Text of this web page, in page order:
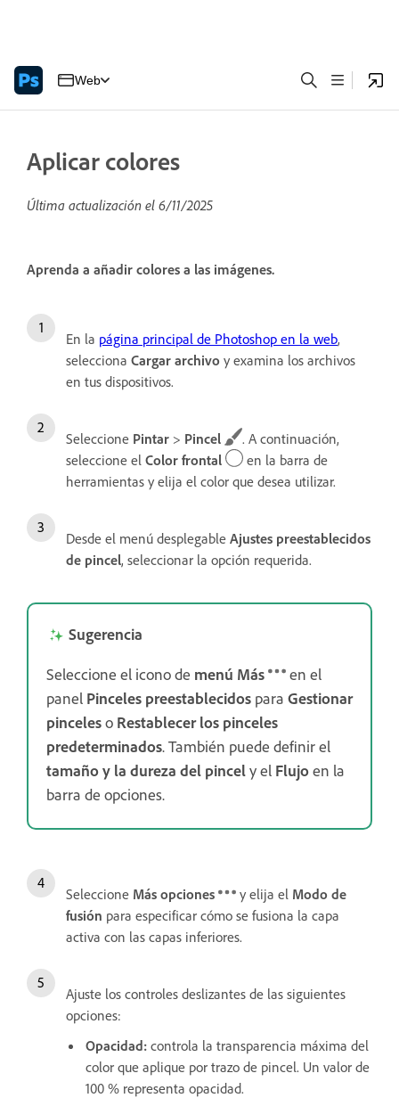
Web
Aplicar colores
Última actualización el 6/11/2025
Aprenda a añadir colores a las imágenes.
En la página principal de Photoshop en la web,
selecciona Cargar archivo y examina los archivos
en tus dispositivos.
Seleccione Pintar > Pincel
. A continuación,
seleccione el Color frontal
en la barra de
herramientas y elija el color que desea utilizar.
Desde el menú desplegable Ajustes preestablecidos
de pincel, seleccionar la opción requerida.
Sugerencia
Seleccione el icono de menú Más
en el
panel Pinceles preestablecidos para Gestionar
pinceleso Restablecer los pinceles
predeterminados. También puede definir el
tamaño y la dureza del pincely el Flujoen la
barra de opciones.
Seleccione Más opciones y elija el Modo de
fusión para especificar cómo se fusiona la capa
activa con las capas inferiores.
Ajuste los controles deslizantes de las siguientes
opciones:
Opacidad: controla la transparencia máxima del
color que aplique por trazo de pincel. Un valor de
100 % representa opacidad.